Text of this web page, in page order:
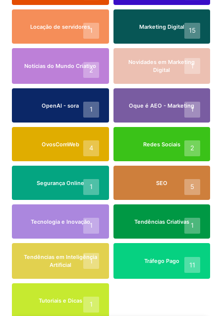
Locação de servidores1 Marketing Digital 15
Notícias do Mundo Criativo
2
Novidades em Marketing
Digital
1
OpenAI - sora 1 Oque é AEO - Marketing
1
OvosComWeb 4 Redes Sociais 2
Segurança Online 1 SEO 5
Tecnologia e Inovação1 Tendências Criativas 1
Tendências em Inteligência
Artificial
1 Tráfego Pago 11
Tutoriais e Dicas 1